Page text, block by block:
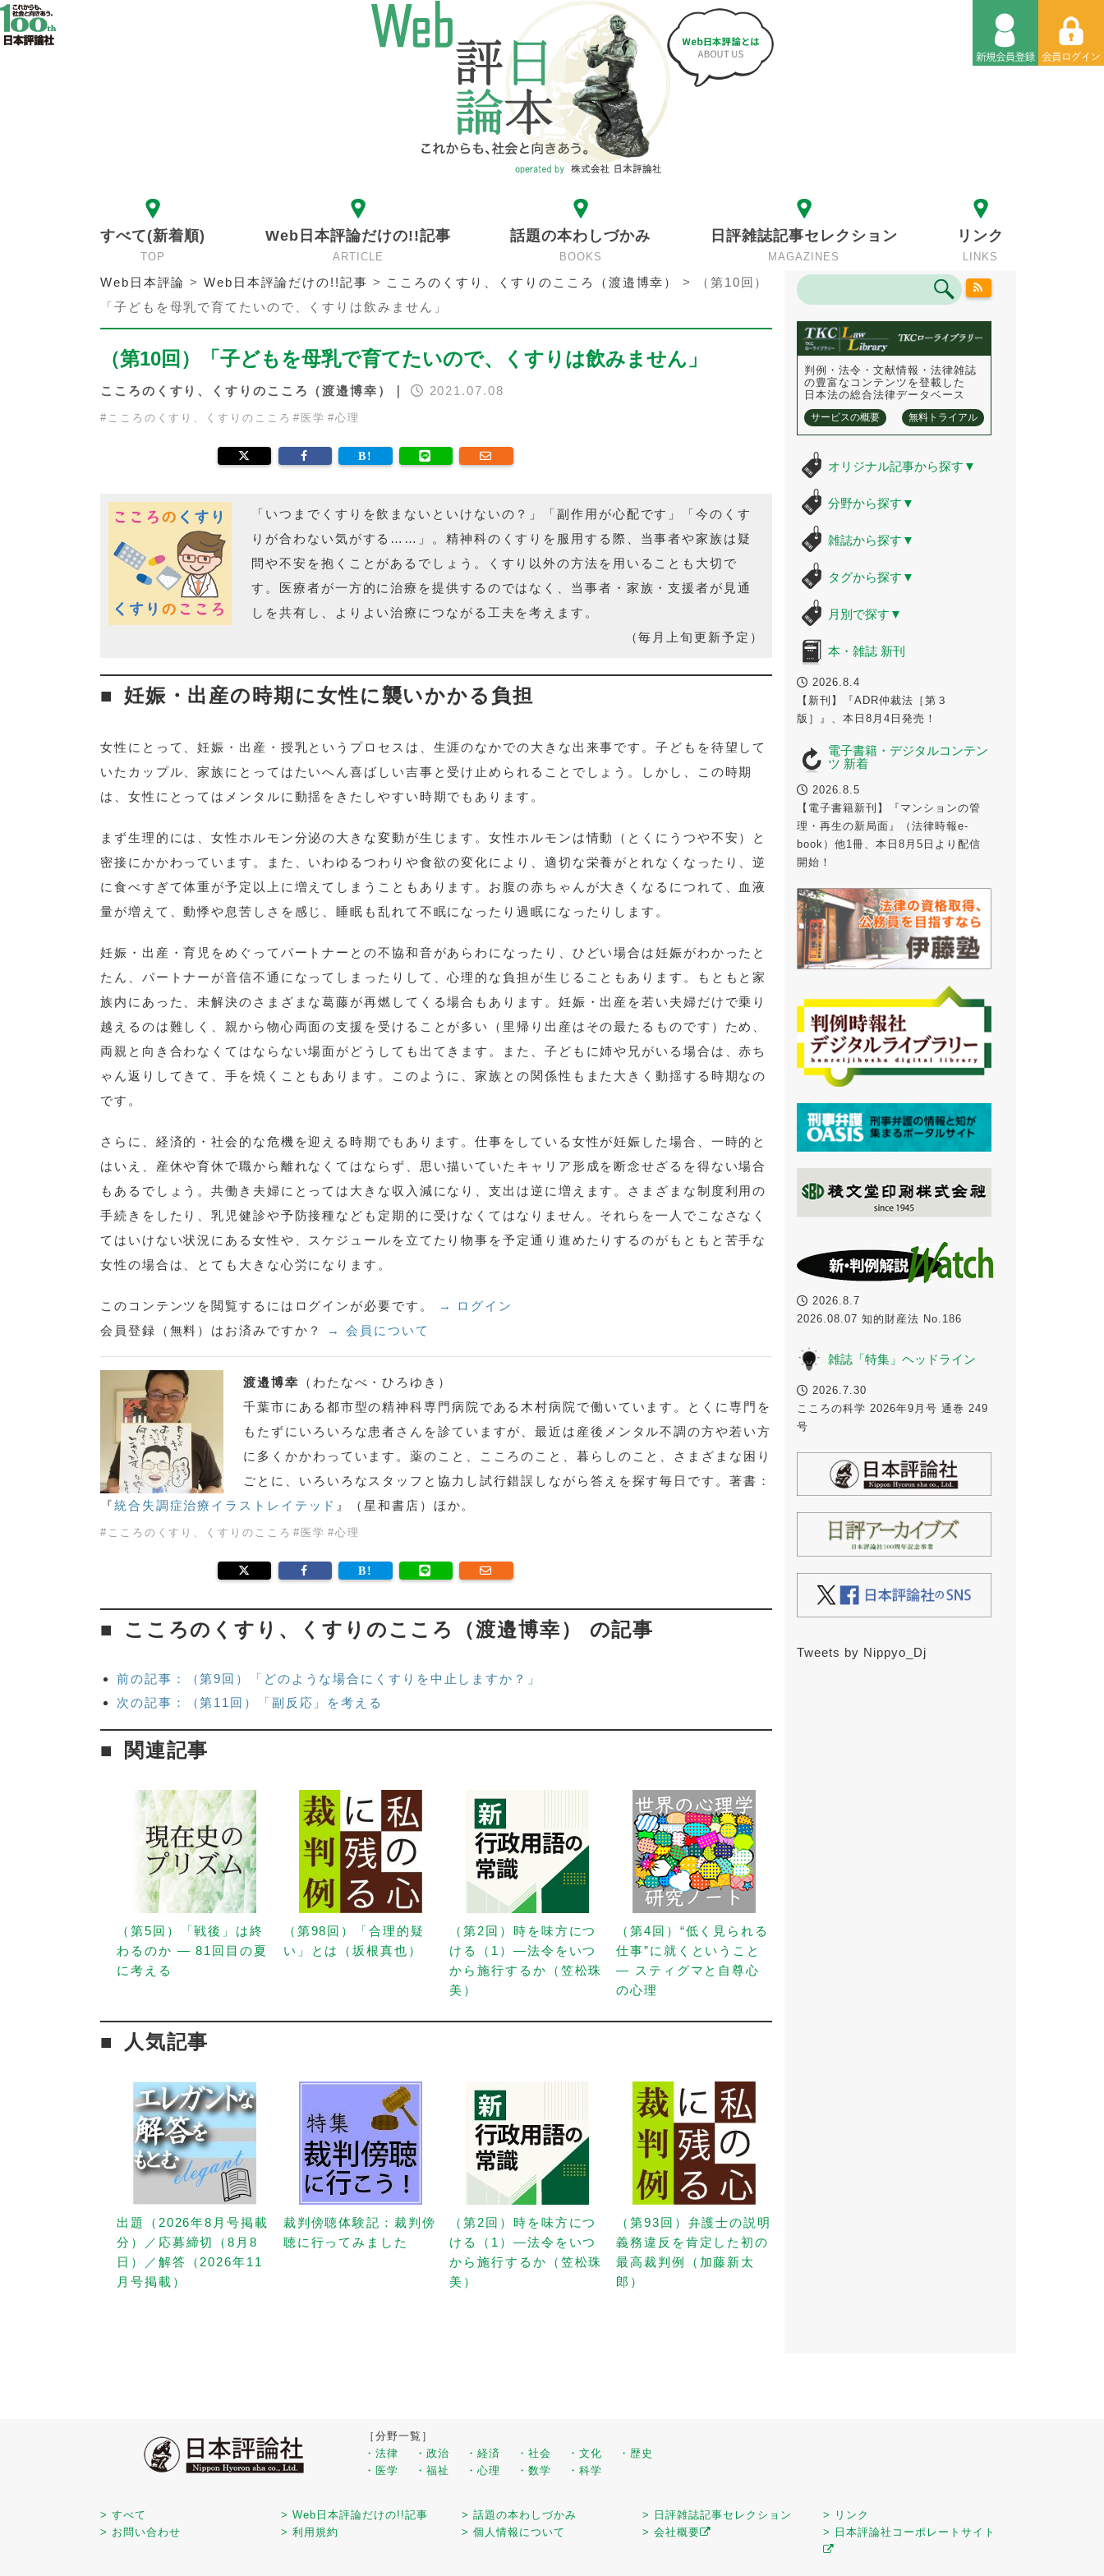
すべて(新着順)
TOP
Web日本評論だけの!!記事
ARTICLE
話題の本わしづかみ
BOOKS
日評雑誌記事セレクション
MAGAZINES
リンク
LINKS
Web日本評論 >Web日本評論だけの!!記事 > こころのくすり、くすりのこころ（渡邉博幸） >
（第10回）
「子どもを母乳で育てたいので、くすりは飲みません」
（第10回）「子どもを母乳で育てたいので、くすりは飲みません」
こころのくすり、くすりのこころ（渡邉博幸）｜ 2021.07.08
# こころのくすり、くすりのこころ # 医学 #心理
「いつまでくすりを飲まないといけないの？」「副作用が心配です」「今のくす
りが合わない気がする……」。精神科のくすりを服用する際、当事者や家族は疑
問や不安を抱くことがあるでしょう。くすり以外の方法を用いることも大切で
す。医療者が一方的に治療を提供するのではなく、当事者・家族・支援者が見通
しを共有し、よりよい治療につながる工夫を考えます。
（毎月上旬更新予定）
妊娠・出産の時期に女性に襲いかかる負担
女性にとって、妊娠・出産・授乳というプロセスは、生涯のなかでの大きな出来事です。子どもを待望して
いたカップル、家族にとってはたいへん喜ばしい吉事と受け止められることでしょう。しかし、この時期
は、女性にとってはメンタルに動揺をきたしやすい時期でもあります。
まず生理的には、女性ホルモン分泌の大きな変動が生じます。女性ホルモンは情動（とくにうつや不安）と
密接にかかわっています。また、いわゆるつわりや食欲の変化により、適切な栄養がとれなくなったり、逆
に食べすぎて体重が予定以上に増えてしまうこともあります。お腹の赤ちゃんが大きくなるにつれて、血液
量が増えて、動悸や息苦しさを感じ、睡眠も乱れて不眠になったり過眠になったりします。
妊娠・出産・育児をめぐってパートナーとの不協和音があらわになったり、ひどい場合は妊娠がわかったと
たん、パートナーが音信不通になってしまったりして、心理的な負担が生じることもあります。もともと家
族内にあった、未解決のさまざまな葛藤が再燃してくる場合もあります。妊娠・出産を若い夫婦だけで乗り
越えるのは難しく、親から物心両面の支援を受けることが多い（里帰り出産はその最たるものです）ため、
両親と向き合わなくてはならない場面がどうしても出てきます。また、子どもに姉や兄がいる場合は、赤ち
ゃん返りしてきて、手を焼くこともあります。このように、家族との関係性もまた大きく動揺する時期なの
です。
さらに、経済的・社会的な危機を迎える時期でもあります。仕事をしている女性が妊娠した場合、一時的と
はいえ、産休や育休で職から離れなくてはならず、思い描いていたキャリア形成を断念せざるを得ない場合
もあるでしょう。共働き夫婦にとっては大きな収入減になり、支出は逆に増えます。さまざまな制度利用の
手続きをしたり、乳児健診や予防接種なども定期的に受けなくてはなりません。それらを一人でこなさなく
てはいけない状況にある女性や、スケジュールを立てたり物事を予定通り進めたりするのがもともと苦手な
女性の場合は、とても大きな心労になります。
このコンテンツを閲覧するにはログインが必要です。
→ ログイン
会員登録（無料）はお済みですか？
→ 会員について
渡邉博幸
（わたなべ・ひろゆき）
千葉市にある都市型の精神科専門病院である木村病院で働いています。とくに専門を
もたずにいろいろな患者さんを診ていますが、最近は産後メンタル不調の方や若い方
に多くかかわっています。薬のこと、こころのこと、暮らしのこと、さまざまな困り
ごとに、いろいろなスタッフと協力し試行錯誤しながら答えを探す毎日です。著書：
『統合失調症治療イラストレイテッド 』（星和書店）ほか。
# こころのくすり、くすりのこころ # 医学 #心理
こころのくすり、くすりのこころ（渡邉博幸） の記事
前の記事：（第9回）「どのような場合にくすりを中止しますか？」
次の記事：（第11回）「副反応」を考える
関連記事
（第5回）「戦後」は終
わるのか — 81回目の夏
に考える
（第98回）「合理的疑
い」とは（坂根真也）
（第2回）時を味方につ
ける（1）—法令をいつ
から施行するか（笠松珠
美）
（第4回）“低く見られる
仕事”に就くということ
— スティグマと自尊心
の心理
人気記事
出題（2026年8月号掲載
分）／応募締切（8月8
日）／解答（2026年11
月号掲載）
裁判傍聴体験記：裁判傍
聴に行ってみました
（第2回）時を味方につ
ける（1）—法令をいつ
から施行するか（笠松珠
美）
（第93回）弁護士の説明
義務違反を肯定した初の
最高裁判例（加藤新太
郎）
判例・法令・文献情報・法律雑誌
の豊富なコンテンツを登載した
日本法の総合法律データベース
サービスの概要 無料トライアル
オリジナル記事から探す ▼
分野から探す ▼
雑誌から探す ▼
タグから探す ▼
月別で探す ▼
本・雑誌 新刊
2026.8.4
【新刊】『ADR仲裁法［第３
版］』、本日8月4日発売！
電子書籍・デジタルコンテン
ツ 新着
2026.8.5
【電子書籍新刊】『マンションの管
理・再生の新局面』（法律時報e-
book）他1冊、本日8月5日より配信
開始！
2026.8.7
2026.08.07 知的財産法 No.186
雑誌「特集」ヘッドライン
2026.7.30
こころの科学 2026年9月号 通巻 249
号
Tweets by Nippyo_Dj
［分野一覧］
・法律
・政治 ・経済 ・社会 ・文化
・歴史
・医学
・福祉 ・心理 ・数学 ・科学
> すべて > Web日本評論だけの!!記事 > 話題の本わしづかみ > 日評雑誌記事セレクション
> リンク
> お問い合わせ
> 利用規約 > 個人情報について > 会社概要 > 日本評論社コーポレートサイト